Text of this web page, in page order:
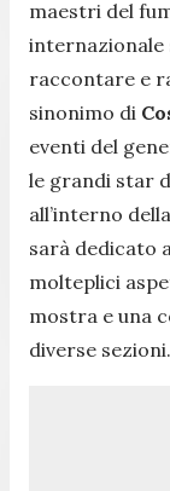
maestri del
internazionale
raccontare e
sinonimo di
eventi del
le grandi star
all’interno
sarà dedicato
molteplici
mostra e una
diverse sezioni.